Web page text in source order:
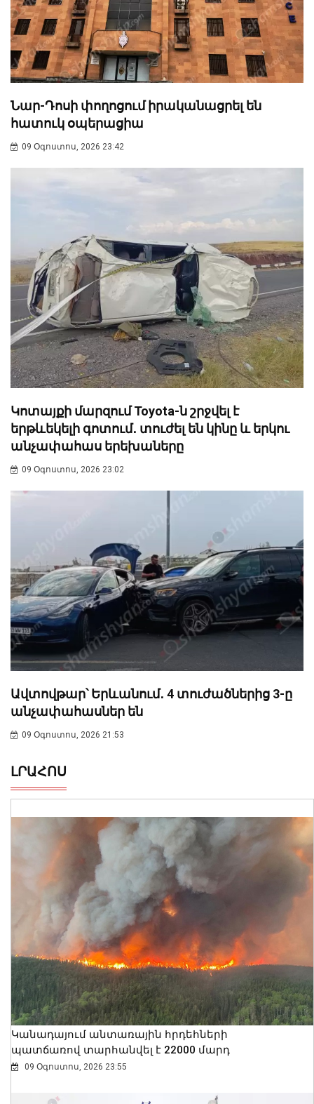
Նար-Դոսի փողոցում իրականացրել են
հատուկ օպերացիա
09 Օգոստոս, 2026 23:42
Կոտայքի մարզում Toyota-ն շրջվել է
երթևեկելի գոտում․ տուժել են կինը և երկու
անչափահաս երեխաները
09 Օգոստոս, 2026 23:02
Ավտովթար՝ Երևանում․ 4 տուժածներից 3-ը
անչափահասներ են
09 Օգոստոս, 2026 21:53
ԼՐԱՀՈՍ
Կանադայում անտառային հրդեհների
պատճառով տարհանվել է 22000 մարդ
09 Օգոստոս, 2026 23:55